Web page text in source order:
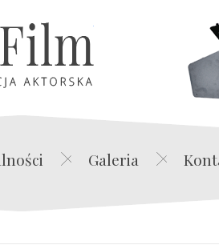
Edwin Film Agencja
Galeria